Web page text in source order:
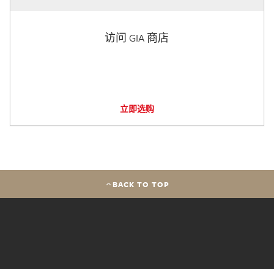
访问 GIA 商店
立即选购
BACK TO TOP